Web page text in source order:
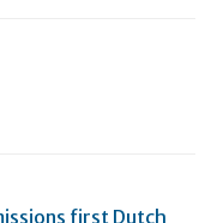
first Dutch